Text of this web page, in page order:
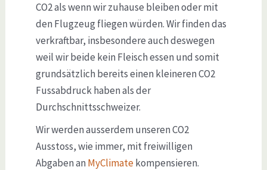
CO2 als wenn wir zuhause bleiben oder mit
den Flugzeug fliegen würden. Wir finden das
verkraftbar, insbesondere auch deswegen
weil wir beide kein Fleisch essen und somit
grundsätzlich bereits einen kleineren CO2
Fussabdruck haben als der
Durchschnittsschweizer.
Wir werden ausserdem unseren CO2
Ausstoss, wie immer, mit freiwilligen
Abgaben an MyClimatekompensieren.